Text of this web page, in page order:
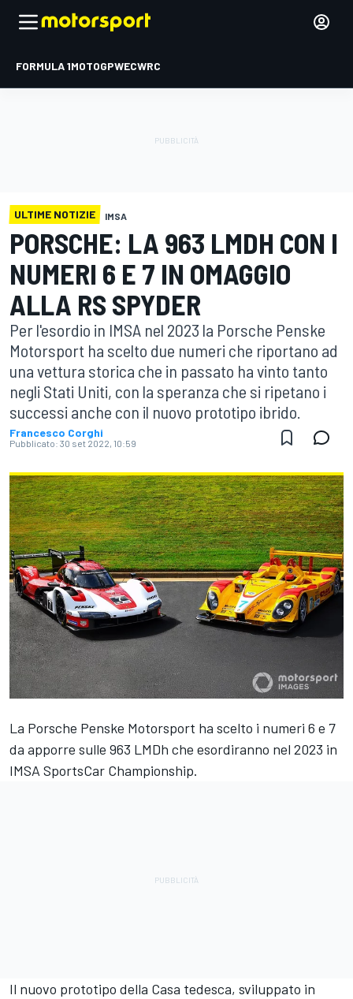
FORMULA 1MOTOGPWECWRC
ULTIME NOTIZIE IMSA
PORSCHE: LA 963 LMDH CON I
NUMERI 6 E 7 IN OMAGGIO
ALLA RS SPYDER
Per l'esordio in IMSA nel 2023 la Porsche Penske
Motorsport ha scelto due numeri che riportano ad
una vettura storica che in passato ha vinto tanto
negli Stati Uniti, con la speranza che si ripetano i
successi anche con il nuovo prototipo ibrido.
Francesco Corghi
Pubblicato: 30 set 2022, 10:59
La Porsche Penske Motorsport ha scelto i numeri 6 e 7
da apporre sulle 963 LMDh che esordiranno nel 2023 in
IMSA SportsCar Championship.
Il nuovo prototipo della Casa tedesca, sviluppato in